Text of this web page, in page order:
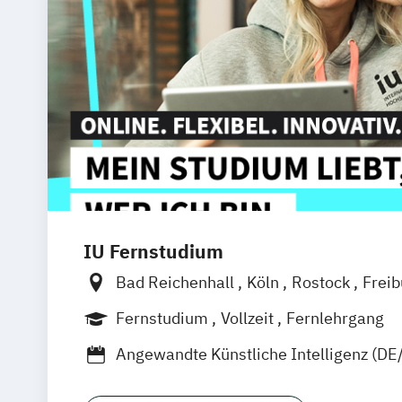
IU Fernstudium
Bad Reichenhall Köln Rostock
Frankfurt am Main
Stuttgart
Bielefeld Deggendorf
Oberhausen Offenbach Saarbrücken
Fernstudium Vollzeit
Fernlehrgang
Angewandte Künstliche Intelligenz